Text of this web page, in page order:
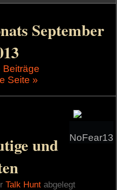
September
Beiträge
Seite »
NoFear13
und
Talk Hunt abgelegt